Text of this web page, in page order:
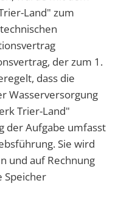
Entschuldungsfonds
VRT
Abwasser
Downloads
Grundschule Spangdahlem
Grundschule Preist
Grundschule Orenhofen
Gymnasium Speicher
Kita Herforst
Kita Orenhofen
Kita Spangdahlem
Kita Speicher "Zauberland"
Kita Speicher "Kleine
Aktuelle Veranstaltungen
Land" zum
der zum 1.
dass die
Wasserversorgung
Trier-Land"
der Aufgabe umfasst
Sie wird
und auf Rechnung
Speicher